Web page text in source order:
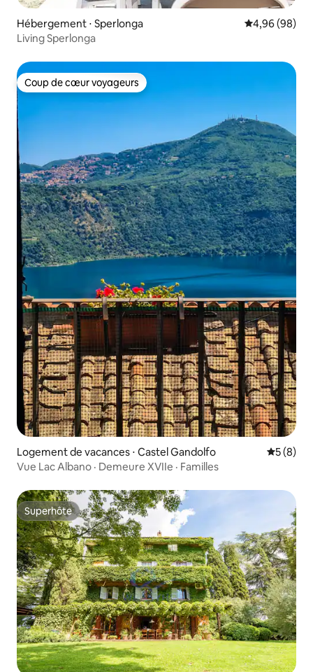
Hébergement ⋅ Sperlonga Évaluation
4,96 (98)
Living Sperlonga
Coup de cœur voyageurs
Coup de cœur voyageurs
Logement de vacances ⋅ Castel Gandolfo
5 (8)
Vue Lac Albano · Demeure XVIIe · Familles
Superhôte
Superhôte